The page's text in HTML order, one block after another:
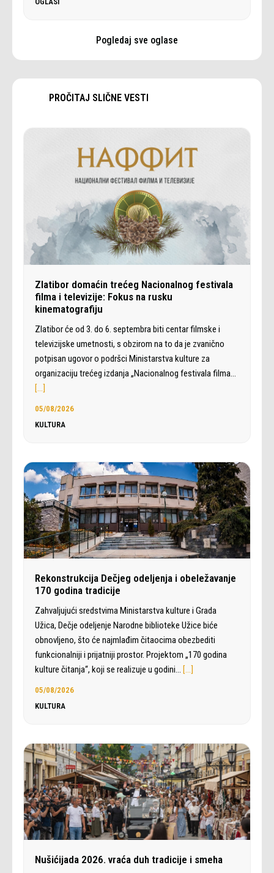
Pogledaj sve oglase
PROČITAJ SLIČNE VESTI
Zlatibor domaćin trećeg Nacionalnog festivala
filma i televizije: Fokus na rusku
kinematografiju
Zlatibor će od 3. do 6. septembra biti centar filmske i
televizijske umetnosti, s obzirom na to da je zvanično
potpisan ugovor o podršci Ministarstva kulture za
organizaciju trećeg izdanja „Nacionalnog festivala filma…
[…]
05/08/2026
KULTURA
Rekonstrukcija Dečjeg odeljenja i obeležavanje
170 godina tradicije
Zahvaljujući sredstvima Ministarstva kulture i Grada
Užica, Dečje odeljenje Narodne biblioteke Užice biće
obnovljeno, što će najmlađim čitaocima obezbediti
funkcionalniji i prijatniji prostor. Projektom „170 godina
kulture čitanja“, koji se realizuje u godini… […]
05/08/2026
KULTURA
Nušićijada 2026. vraća duh tradicije i smeha